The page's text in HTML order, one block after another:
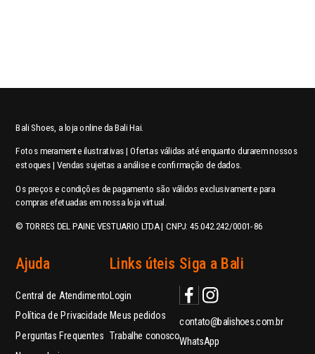
Bali Shoes, a loja online da Bali Hai.
Fotos meramente ilustrativas | Ofertas válidas até enquanto durarem nossos
estoques | Vendas sujeitas a análise e confirmação de dados.
Os preços e condições de pagamento são válidos exclusivamente para
compras efetuadas em nossa loja virtual.
© TORRES DEL PAINE VESTUARIO LTDA | CNPJ: 45.042.242/0001-86
Ajuda
Central de Atendimento
Política de Privacidade
Perguntas Frequentes
Links úteis
Login
Meus pedidos
Trabalhe conosco
Siga a Bali
contato@balishoes.com.br
WhatsApp